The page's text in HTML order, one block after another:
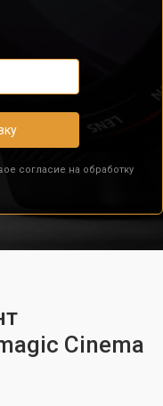
согласие на обработку
Cinema